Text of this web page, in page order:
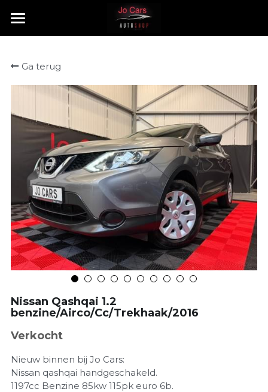
HOME
TE KOOP
VERKOCHT
CONTACT
Ga terug
Nissan Qashqai 1.2
benzine/Airco/Cc/Trekhaak/2016
Verkocht
Nieuw binnen bij Jo Cars:
Nissan qashqai handgeschakeld.
1197cc Benzine 85kw 115pk euro 6b.